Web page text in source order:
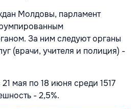
Молдовы, парламент
За ним следуют органы
(врачи, учителя и полиция) -
мая по 18 июня среди 1517
- 2,5%.